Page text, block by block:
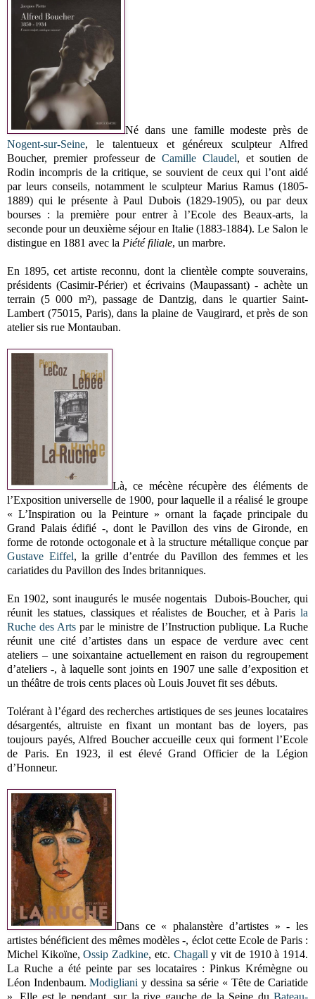
Né dans une famille modeste près de
Nogent-sur-Seine, le talentueux et généreux sculpteur Alfred
Boucher, premier professeur de Camille Claudel, et soutien de
Rodin incompris de la critique, se souvient de ceux qui l’ont aidé
par leurs conseils, notamment le sculpteur Marius Ramus (1805-
1889) qui le présente à Paul Dubois (1829-1905), ou par deux
bourses : la première pour entrer à l’Ecole des Beaux-arts, la
seconde pour un deuxième séjour en Italie (1883-1884). Le Salon le
distingue en 1881 avec la Piété filiale, un marbre.
En 1895, cet artiste reconnu, dont la clientèle compte souverains,
présidents (Casimir-Périer) et écrivains (Maupassant) - achète un
terrain (5 000 m²), passage de Dantzig, dans le quartier Saint-
Lambert (75015, Paris), dans la plaine de Vaugirard, et près de son
atelier sis rue Montauban.
Là, ce mécène récupère des éléments de
l’Exposition universelle de 1900, pour laquelle il a réalisé le groupe
« L’Inspiration ou la Peinture » ornant la façade principale du
Grand Palais édifié -, dont le Pavillon des vins de Gironde, en
forme de rotonde octogonale et à la structure métallique conçue par
Gustave Eiffel, la grille d’entrée du Pavillon des femmes et les
cariatides du Pavillon des Indes britanniques.
En 1902, sont inaugurés le musée nogentais Dubois-Boucher, qui
réunit les statues, classiques et réalistes de Boucher, et à Paris la
Ruche des Arts par le ministre de l’Instruction publique. La Ruche
réunit une cité d’artistes dans un espace de verdure avec cent
ateliers – une soixantaine actuellement en raison du regroupement
d’ateliers -, à laquelle sont joints en 1907 une salle d’exposition et
un théâtre de trois cents places où Louis Jouvet fit ses débuts.
Tolérant à l’égard des recherches artistiques de ses jeunes locataires
désargentés, altruiste en fixant un montant bas de loyers, pas
toujours payés, Alfred Boucher accueille ceux qui forment l’Ecole
de Paris. En 1923, il est élevé Grand Officier de la Légion
d’Honneur.
Dans ce « phalanstère d’artistes » - les
artistes bénéficient des mêmes modèles -, éclot cette Ecole de Paris :
Michel Kikoïne,Ossip Zadkine, etc. Chagall y vit de 1910 à 1914.
La Ruche a été peinte par ses locataires : Pinkus Krémègne ou
Léon Indenbaum.Modigliani y dessina sa série « Tête de Cariatide
». Elle est le pendant, sur la rive gauche de la Seine du Bateau-